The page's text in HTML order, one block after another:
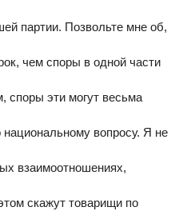
партии. Позвольте мне об,
чем споры в одной части
споры эти могут весьма
вопросу. Я не
взаимоотношениях,
скажут товарищи по